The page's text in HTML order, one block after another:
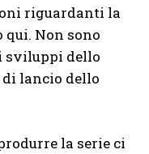
riguardanti la
Non sono
dello
lancio dello
la serie ci